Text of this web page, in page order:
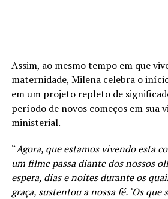
Assim, ao mesmo tempo em que
maternidade, Milena celebra o
em um projeto repleto de
período de novos começos em sua
ministerial.
“Agora, que estamos vivendo esta
um filme passa diante dos nossos
espera, dias e noites durante os
graça, sustentou a nossa fé. ‘Os que